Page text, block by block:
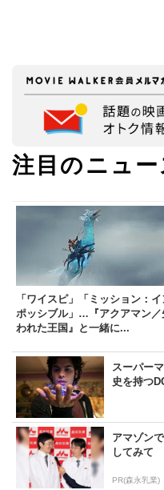
注目のニュー
「ワイスピ」「ミッション：イ
ポッシブル」…『アクアマン／
われた王国』と一緒に...
スーパー
史を持つ
アマゾン
してみて
PR(森永乳業)